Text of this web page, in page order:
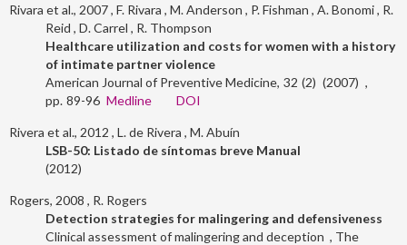
Rivara et al., 2007 F. Rivara M. Anderson P. Fishman A. Bonomi R.
Reid D. Carrel
R. Thompson
Healthcare utilization and costs for women with a history
of intimate partner violence
American Journal of Preventive Medicine 32 2
2007
89-96 Medline DOI
Rivera et al., 2012 L. de Rivera M. Abuín
LSB-50: Listado de síntomas breve Manual
2012
Rogers, 2008
R. Rogers
Detection strategies for malingering and defensiveness
Clinical assessment of malingering and deception
The